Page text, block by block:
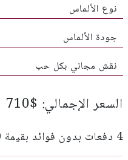
نوع الألماس
جودة الألماس
نقش مجاني بكل حب
السعر الإجمالي: $710
4 دفعات بدون فوائد بقيمة 100 دولار مع